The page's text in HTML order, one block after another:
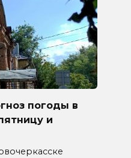
погоды в
и